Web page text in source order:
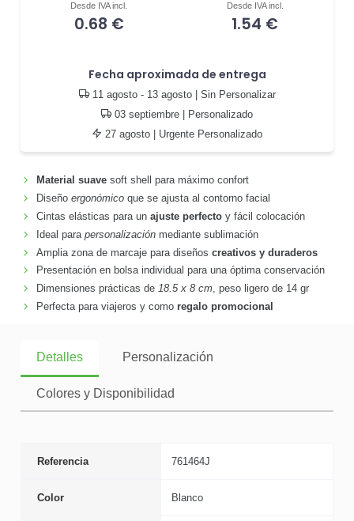
Desde IVA incl.
0.68 €
Desde IVA incl.
1.54 €
Fecha aproximada de entrega
11 agosto - 13 agosto| Sin Personalizar
03 septiembre | Personalizado
27 agosto | Urgente Personalizado
Material suavesoft shell para máximo confort
Diseño ergonómicoque se ajusta al contorno facial
Cintas elásticas para un ajuste perfectoy fácil colocación
Ideal para personalizaciónmediante sublimación
Amplia zona de marcaje para diseños creativos y duraderos
Presentación en bolsa individual para una óptima conservación
Dimensiones prácticas de 18.5 x 8 cm, peso ligero de 14 gr
Perfecta para viajeros y como regalo promocional
Detalles Personalización
Colores y Disponibilidad
Referencia 761464J
Color Blanco